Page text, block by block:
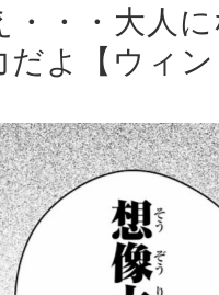
・・・大人
よ【ウィン